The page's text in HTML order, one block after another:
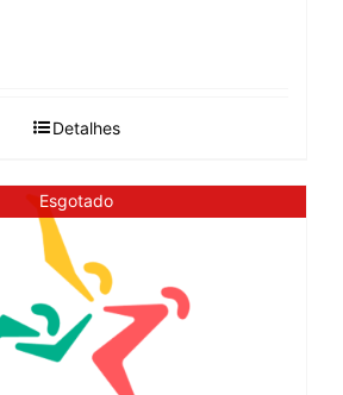
Detalhes
Esgotado